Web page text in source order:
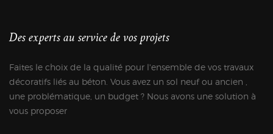
Des experts au service de vos projets
Faites le choix de la qualité pour l'ensemble de vos travaux
décoratifs liés au béton. Vous avez un sol neuf ou ancien ,
une problématique, un budget ? Nous avons une solution à
vous proposer